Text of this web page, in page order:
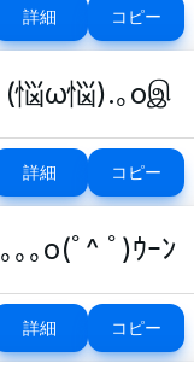
詳細 コピー
(悩ω悩).｡oஇ
詳細 コピー
｡｡｡o(ﾟ^ ﾟ)ｳｰﾝ
詳細 コピー